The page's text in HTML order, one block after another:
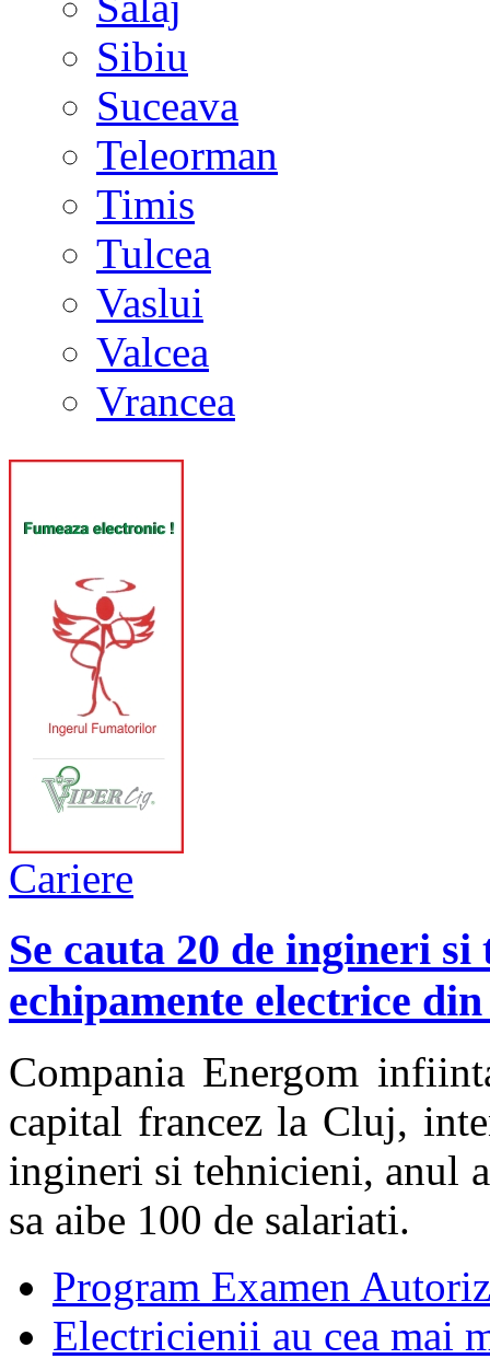
Sibiu
Suceava
Teleorman
Timis
Tulcea
Vaslui
Valcea
Vrancea
Cariere
Se cauta 20 de ingineri
echipamente electrice
Compania Energom
capital francez la Cluj,
ingineri si tehnicieni, anul
sa aibe 100 de salariati.
Program Examen
Electricienii au cea mai